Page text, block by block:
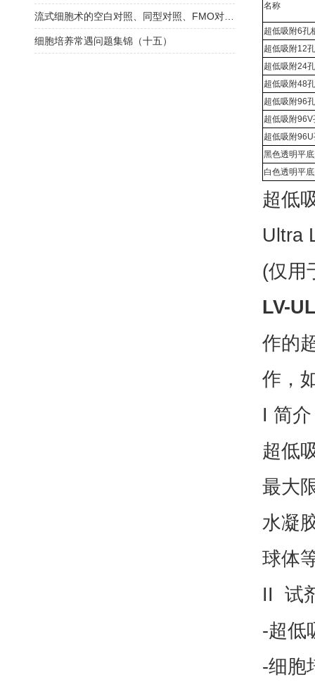
名称
超低吸附6孔
超低吸附12
超低吸附24
超低吸附48
超低吸附96
超低吸附96V
超低吸附
黑色透明平
白色透明平
超低
Ultra
(仅用
LV-
作的
作，
I 简介
超低
最大
水凝
球体
II 试
-超低
-细胞
细胞培养常遇问题集锦（十五）